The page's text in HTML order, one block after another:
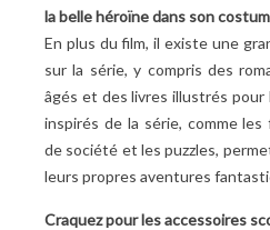
la belle héroïne dans son
En plus du film, il existe une
sur la série, y compris des
âgés et des livres illustrés pour
inspirés de la série, comme les
de société et les puzzles,
leurs propres aventures
Craquez pour les accessoires